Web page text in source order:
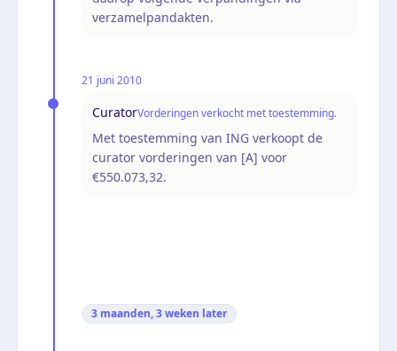
verzamelpandakten.
21 juni 2010
CuratorVorderingen verkocht met toestemming.
Met toestemming van ING verkoopt de
curator vorderingen van [A] voor
€550.073,32.
3 maanden, 3 weken later